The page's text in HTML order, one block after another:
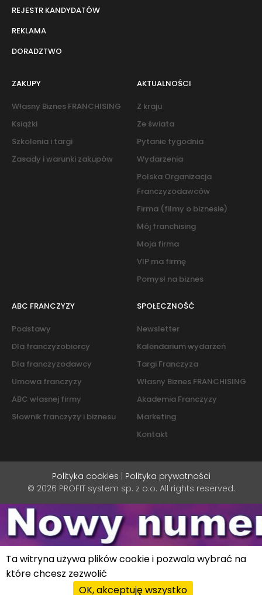
REJESTR KANDYDATÓW
REKLAMA
DORADZTWO
ZAKUPY
Własny Biznes FRANCHISING
Książki
Szkolenia i targi
Zasady i warunki zakupów
AKTUALNOŚCI
Z kraju
Ze świata
Pytanie tygodnia
Wydarzenia
Polska Organizacja
Franczyzodawców
Firma (filmy o biznesie)
Mój franchising
Moja firma
VIP ma firmę
Pomysł na biznes
ABC FRANCZYZY
Podstawy
Dla franczyzobiorcy
Dla franczyzodawcy
Umowa franczyzy
ABC własnej firmy
Słownik franczyzy i biznesu
SPOŁECZNOŚĆ
Newsletter
Kalendarium wydarzeń
Targi Franczyza
Własny Biznes FRANCHISING
Akademia Franczyzy
Marketing
Kontakt
Polityka cookies
Polityka prywatności
© 2026 PROFIT system sp. z o.o. All rights reserved.
Ta witryna używa plików cookie i pozwala wybrać na
które chcesz zezwolić
OK, akceptuję wszystko